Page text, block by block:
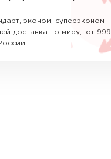
эконом, суперэконом
доставка по миру, от 999